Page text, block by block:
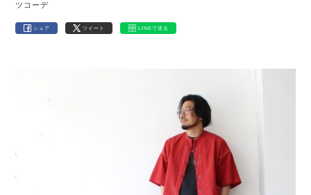
ツコーデ
シェア ツイート LINEで送る